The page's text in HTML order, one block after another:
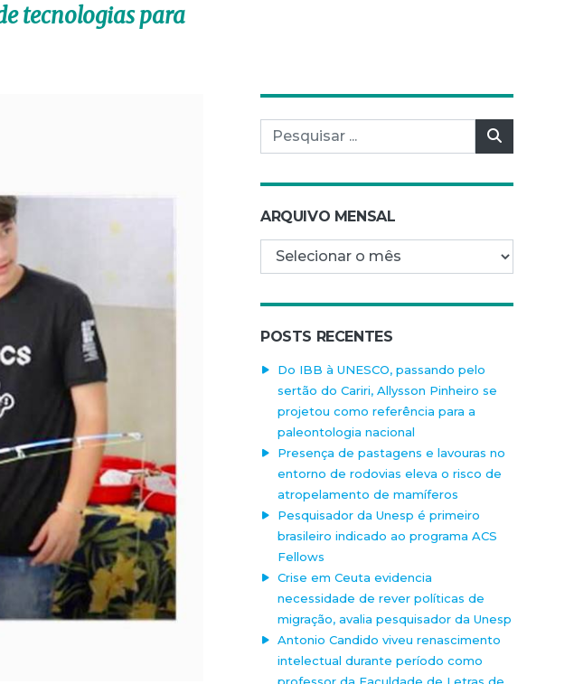
tecnologias para
Pesquisar por:
ARQUIVO MENSAL
Arquivo mensal
POSTS RECENTES
Do IBB à UNESCO, passando pelo
sertão do Cariri, Allysson Pinheiro se
projetou como referência para a
paleontologia nacional
Presença de pastagens e lavouras no
entorno de rodovias eleva o risco de
atropelamento de mamíferos
Pesquisador da Unesp é primeiro
brasileiro indicado ao programa ACS
Fellows
Crise em Ceuta evidencia
necessidade de rever políticas de
migração, avalia pesquisador da Unesp
Antonio Candido viveu renascimento
intelectual durante período como